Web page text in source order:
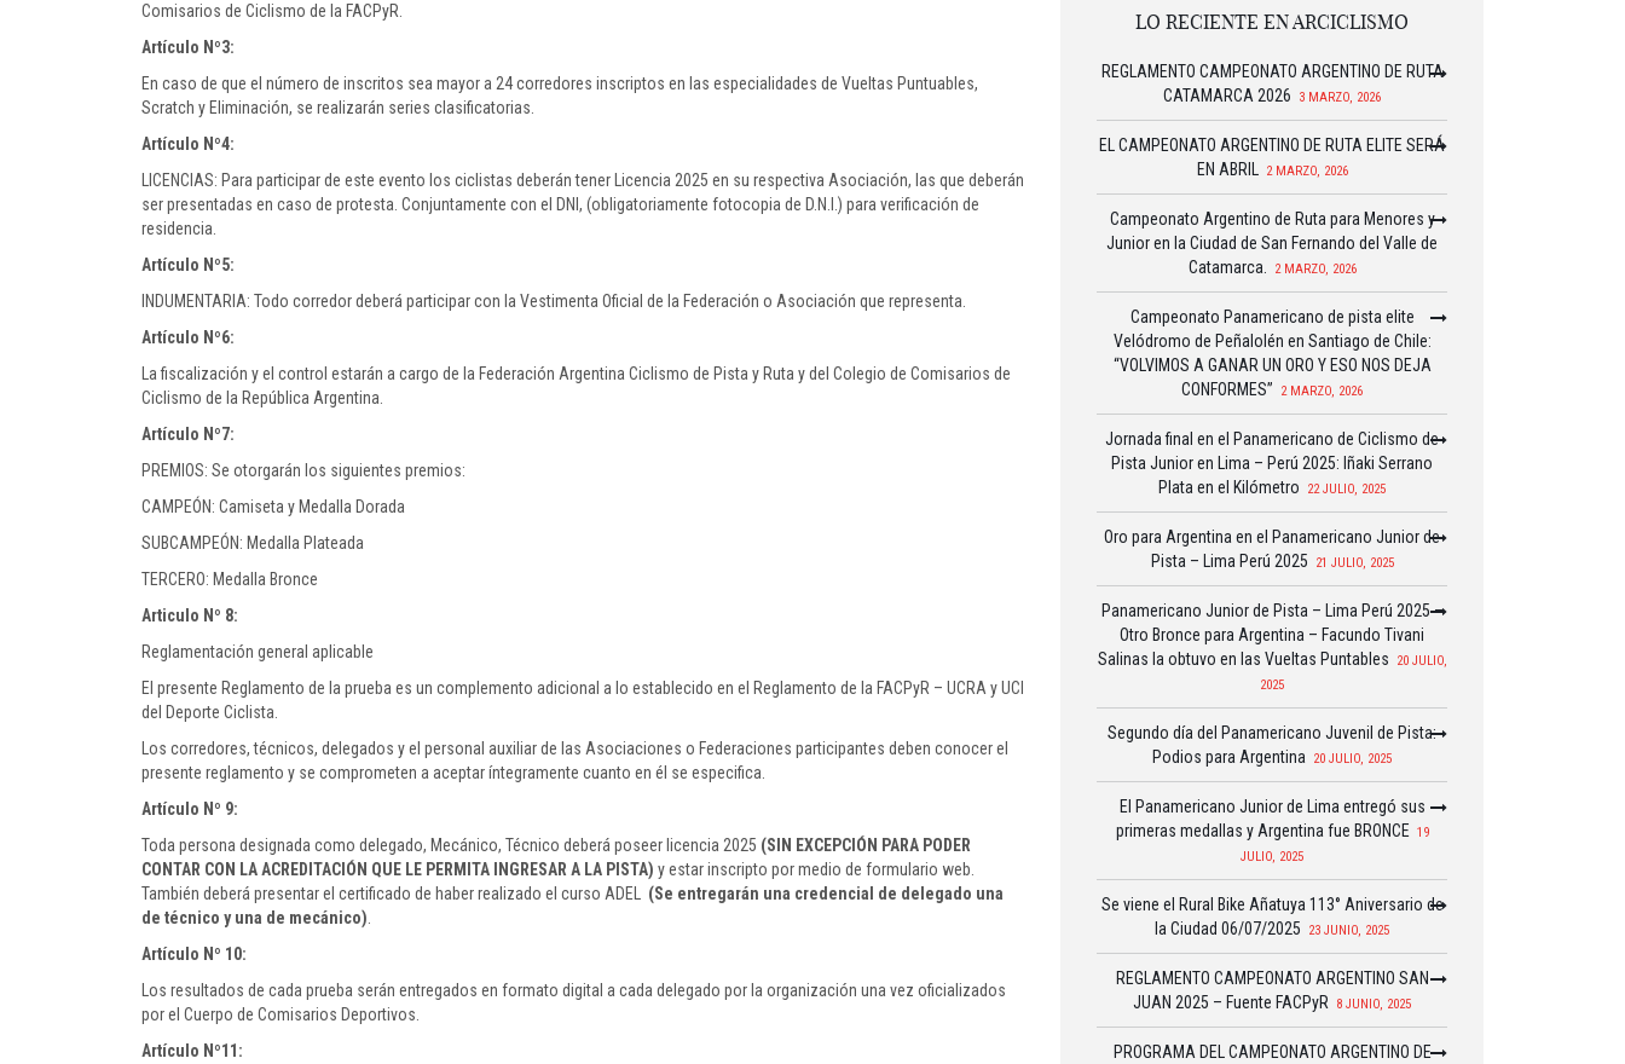
Comisarios de Ciclismo de la FACPyR.
Artículo Nº3:
En caso de que el número de inscritos sea mayor a 24 corredores inscriptos en las especialidades de Vueltas Puntuables,
Scratch y Eliminación, se realizarán series clasificatorias.
Artículo Nº4:
LICENCIAS: Para participar de este evento los ciclistas deberán tener Licencia 2025 en su respectiva Asociación, las que deberán
ser presentadas en caso de protesta. Conjuntamente con el DNI, (obligatoriamente fotocopia de D.N.I.) para verificación de
residencia.
Artículo Nº5:
INDUMENTARIA: Todo corredor deberá participar con la Vestimenta Oficial de la Federación o Asociación que representa.
Artículo Nº6:
La fiscalización y el control estarán a cargo de la Federación Argentina Ciclismo de Pista y Ruta y del Colegio de Comisarios de
Ciclismo de la República Argentina.
Artículo Nº7:
PREMIOS: Se otorgarán los siguientes premios:
CAMPEÓN: Camiseta y Medalla Dorada
SUBCAMPEÓN: Medalla Plateada
TERCERO: Medalla Bronce
Articulo Nº 8:
Reglamentación general aplicable
El presente Reglamento de la prueba es un complemento adicional a lo establecido en el Reglamento de la FACPyR – UCRA y UCI
del Deporte Ciclista.
Los corredores, técnicos, delegados y el personal auxiliar de las Asociaciones o Federaciones participantes deben conocer el
presente reglamento y se comprometen a aceptar íntegramente cuanto en él se especifica.
Artículo Nº 9:
Toda persona designada como delegado, Mecánico, Técnico deberá poseer licencia 2025 (SIN EXCEPCIÓN PARA PODER
CONTAR CON LA ACREDITACIÓN QUE LE PERMITA INGRESAR A LA PISTA) y estar inscripto por medio de formulario web.
También deberá presentar el certificado de haber realizado el curso ADEL (Se entregarán una credencial de delegado una
de técnico y una de mecánico).
Artículo Nº 10:
Los resultados de cada prueba serán entregados en formato digital a cada delegado por la organización una vez oficializados
por el Cuerpo de Comisarios Deportivos.
Artículo Nº11:
LO RECIENTE EN ARCICLISMO
REGLAMENTO CAMPEONATO ARGENTINO DE RUTA
CATAMARCA 2026
3 MARZO, 2026
EL CAMPEONATO ARGENTINO DE RUTA ELITE SERÁ
EN ABRIL
2 MARZO, 2026
Campeonato Argentino de Ruta para Menores y
Junior en la Ciudad de San Fernando del Valle de
Catamarca.
2 MARZO, 2026
Campeonato Panamericano de pista elite
Velódromo de Peñalolén en Santiago de Chile:
“VOLVIMOS A GANAR UN ORO Y ESO NOS DEJA
CONFORMES”
2 MARZO, 2026
Jornada final en el Panamericano de Ciclismo de
Pista Junior en Lima – Perú 2025: Iñaki Serrano
Plata en el Kilómetro
22 JULIO, 2025
Oro para Argentina en el Panamericano Junior de
Pista – Lima Perú 2025
21 JULIO, 2025
Panamericano Junior de Pista – Lima Perú 2025 –
Otro Bronce para Argentina – Facundo Tivani
Salinas la obtuvo en las Vueltas Puntables
20 JULIO,
2025
Segundo día del Panamericano Juvenil de Pista:
Podios para Argentina
20 JULIO, 2025
El Panamericano Junior de Lima entregó sus
primeras medallas y Argentina fue BRONCE 19
JULIO, 2025
Se viene el Rural Bike Añatuya 113° Aniversario de
la Ciudad 06/07/2025
23 JUNIO, 2025
REGLAMENTO CAMPEONATO ARGENTINO SAN
JUAN 2025 – Fuente FACPyR
8 JUNIO, 2025
PROGRAMA DEL CAMPEONATO ARGENTINO DE